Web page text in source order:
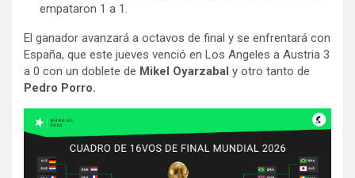
empataron 1 a 1.
El ganador avanzará a octavos de final y se enfrentará con
España, que este jueves venció en Los Angeles a Austria 3
a 0 con un doblete de Mikel Oyarzabal y otro tanto de
Pedro Porro.